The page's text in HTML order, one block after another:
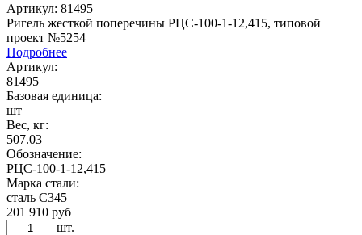
Артикул: 81495
Ригель жесткой поперечины РЦС-100-1-12,415, типовой
проект №5254
Подробнее
Артикул:
81495
Базовая единица:
шт
Вес, кг:
507.03
Обозначение:
РЦС-100-1-12,415
Марка стали:
сталь С345
201 910 руб
шт.